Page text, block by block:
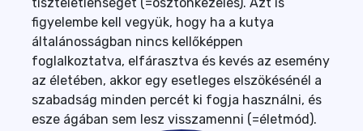
figyelembe kell vegyük, hogy ha a kutya
általánosságban nincs kellőképpen
foglalkoztatva, elfárasztva és kevés az esemény
az életében, akkor egy esetleges elszökésénél a
szabadság minden percét ki fogja használni, és
esze ágában sem lesz visszamenni (=életmód).